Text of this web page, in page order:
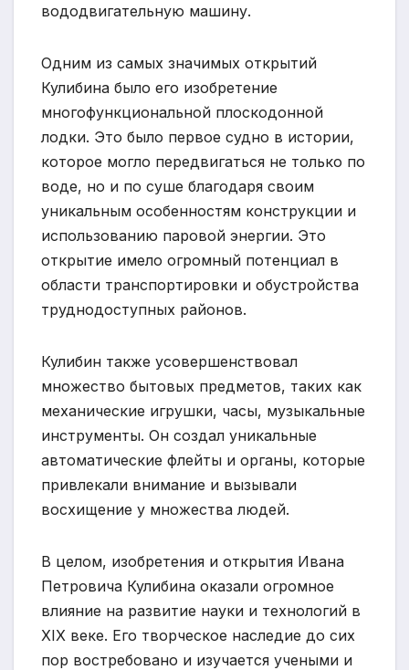
вододвигательную машину.
Одним из самых значимых открытий
Кулибина было его изобретение
многофункциональной плоскодонной
лодки. Это было первое судно в истории,
которое могло передвигаться не только по
воде, но и по суше благодаря своим
уникальным особенностям конструкции и
использованию паровой энергии. Это
открытие имело огромный потенциал в
области транспортировки и обустройства
труднодоступных районов.
Кулибин также усовершенствовал
множество бытовых предметов, таких как
механические игрушки, часы, музыкальные
инструменты. Он создал уникальные
автоматические флейты и органы, которые
привлекали внимание и вызывали
восхищение у множества людей.
В целом, изобретения и открытия Ивана
Петровича Кулибина оказали огромное
влияние на развитие науки и технологий в
XIX веке. Его творческое наследие до сих
пор востребовано и изучается учеными и